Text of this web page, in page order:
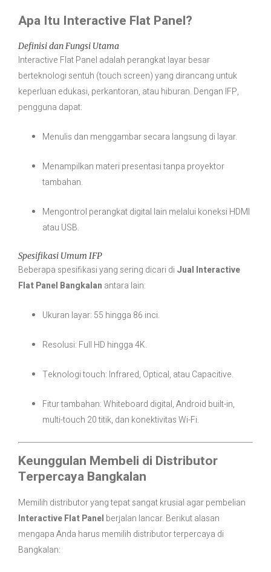
Apa Itu Interactive Flat Panel?
Definisi dan Fungsi Utama
Interactive Flat Panel adalah perangkat layar besar
berteknologi sentuh (touch screen) yang dirancang untuk
keperluan edukasi, perkantoran, atau hiburan. Dengan IFP,
pengguna dapat:
Menulis dan menggambar secara langsung di layar.
Menampilkan materi presentasi tanpa proyektor
tambahan.
Mengontrol perangkat digital lain melalui koneksi HDMI
atau USB.
Spesifikasi Umum IFP
Beberapa spesifikasi yang sering dicari di Jual Interactive
Flat Panel Bangkalan antara lain:
Ukuran layar: 55 hingga 86 inci.
Resolusi: Full HD hingga 4K.
Teknologi touch: Infrared, Optical, atau Capacitive.
Fitur tambahan: Whiteboard digital, Android built-in,
multi-touch 20 titik, dan konektivitas Wi-Fi.
Keunggulan Membeli di Distributor
Terpercaya Bangkalan
Memilih distributor yang tepat sangat krusial agar pembelian
Interactive Flat Panel berjalan lancar. Berikut alasan
mengapa Anda harus memilih distributor terpercaya di
Bangkalan: